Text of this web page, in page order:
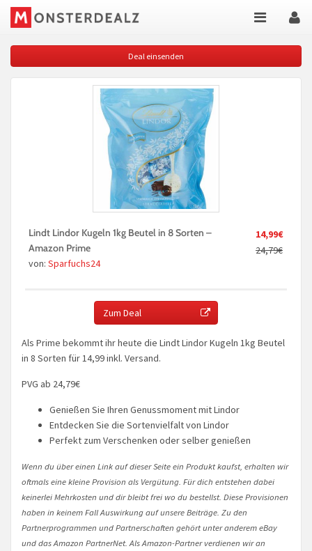
Deal einsenden
14,99€
24,79€
Lindt Lindor Kugeln 1kg Beutel in 8 Sorten –
Amazon Prime
von: Sparfuchs24
Zum Deal
Als Prime bekommt ihr heute die Lindt Lindor Kugeln 1kg Beutel
in 8 Sorten für 14,99 inkl. Versand.
PVG ab 24,79€
Genießen Sie Ihren Genussmoment mit Lindor
Entdecken Sie die Sortenvielfalt von Lindor
Perfekt zum Verschenken oder selber genießen
Wenn du über einen Link auf dieser Seite ein Produkt kaufst, erhalten wir
oftmals eine kleine Provision als Vergütung. Für dich entstehen dabei
keinerlei Mehrkosten und dir bleibt frei wo du bestellst. Diese Provisionen
haben in keinem Fall Auswirkung auf unsere Beiträge. Zu den
Partnerprogrammen und Partnerschaften gehört unter anderem eBay
und das Amazon PartnerNet. Als Amazon-Partner verdienen wir an